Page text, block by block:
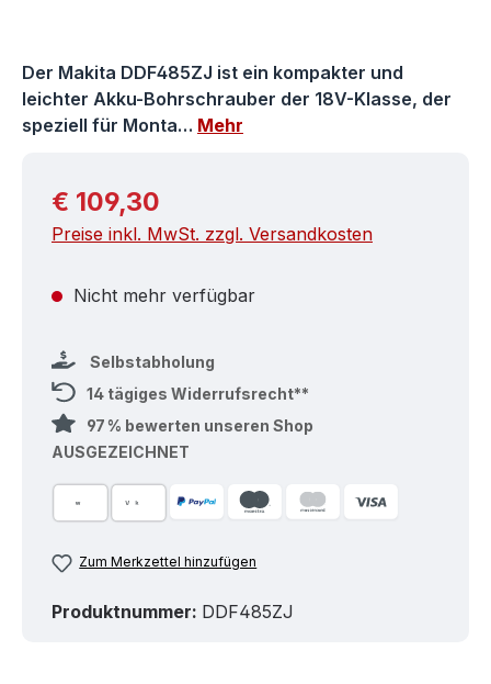
Der Makita DDF485ZJ ist ein kompakter und
leichter Akku-Bohrschrauber der 18V-Klasse, der
speziell für Monta… Mehr
Regulärer Preis:
€ 109,30
Preise inkl. MwSt. zzgl. Versandkosten
Nicht mehr verfügbar
Selbstabholung
14 tägiges Widerrufsrecht**
97 % bewerten unseren Shop
AUSGEZEICHNET
Zum Merkzettel hinzufügen
Produktnummer: DDF485ZJ